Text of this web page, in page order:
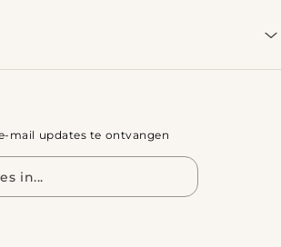
mail updates te ontvangen